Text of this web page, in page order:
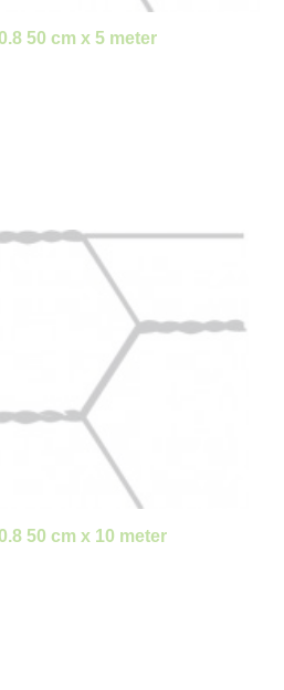
50 cm x 5 meter
50 cm x 10 meter